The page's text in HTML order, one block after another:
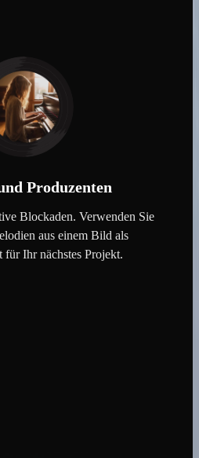
Produzenten
Blockaden. Verwenden Sie
aus einem Bild als
für Ihr nächstes Projekt.